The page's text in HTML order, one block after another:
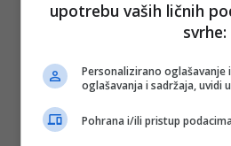
upotrebu vaših ličnih
svrhe:
Personalizirano oglašavanje
oglašavanja i sadržaja, uvidi
Pohrana i/ili pristup